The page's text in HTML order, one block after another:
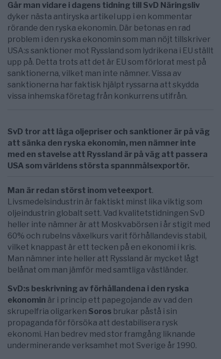
Går man vidare i dagens tidning till SvD Näringsliv
dyker nästa antiryska artikel upp i en kommentar
rörande den ryska ekonomin. Där betonas en rad
problem i den ryska ekonomin som man nöjt tillskriver
USA:s sanktioner mot Ryssland som lydrikena i EU ställt
upp på. Detta trots att det är EU som förlorat mest på
sanktionerna, vilket man inte nämner. Vissa av
sanktionerna har faktisk hjälpt ryssarna att skydda
vissa inhemska företag från konkurrens utifrån.
SvD tror att låga oljepriser och sanktioner är på väg
att sänka den ryska ekonomin, men nämner inte
med en stavelse att Ryssland är på väg att passera
USA som världens största spannmålsexportör.
Man är redan störst inom veteexport.
Livsmedelsindustrin är faktiskt minst lika viktig som
oljeindustrin globalt sett. Vad kvalitetstidningen SvD
heller inte nämner är att Moskvabörsen i år stigit med
60% och rubelns växelkurs varit förhållandevis stabil,
vilket knappast är ett tecken på en ekonomi i kris.
Man nämner inte heller att Ryssland är mycket lågt
belånat om man jämför med samtliga västländer.
SvD:s beskrivning av förhållandena i den ryska
ekonomin är i princip ett papegojande av vad den
skrupelfria oligarken Soros brukar påstå i sin
propaganda för försöka att destabilisera rysk
ekonomi. Han bedrev med stor framgång liknande
underminerande verksamhet mot Sverige år 1990.